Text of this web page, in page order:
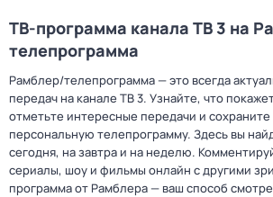
ТВ-программа канала ТВ 3 на
телепрограмма
Рамблер/телепрограмма — это всегда
передач на канале ТВ 3. Узнайте, что
отметьте интересные передачи и
персональную телепрограмму. Здесь вы
сегодня, на завтра и на неделю.
сериалы, шоу и фильмы онлайн с другими
программа от Рамблера — ваш способ